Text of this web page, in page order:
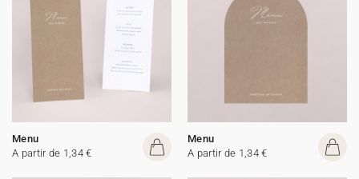
Menu
A partir de 1,34 €
Menu
A partir de 1,34 €